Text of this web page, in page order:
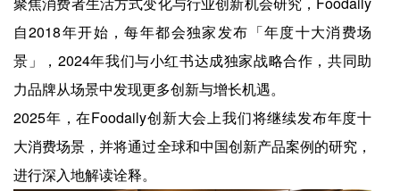
自2018年开始，每年都会独家发布「年度十大消费场
景」，2024年我们与小红书达成独家战略合作，共同助
力品牌从场景中发现更多创新与增长机遇。
2025年，在Foodaily创新大会上我们将继续发布年度十
大消费场景，并将通过全球和中国创新产品案例的研究，
进行深入地解读诠释。